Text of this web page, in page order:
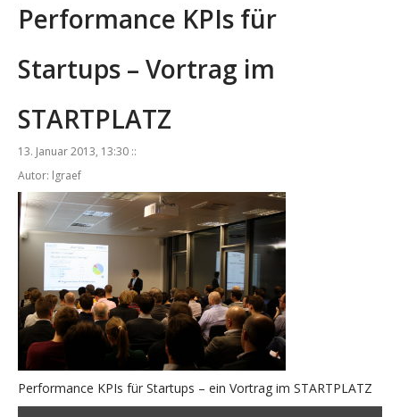
Performance KPIs für
Startups – Vortrag im
STARTPLATZ
13. Januar 2013, 13:30 ::
Autor: lgraef
Performance KPIs für Startups – ein Vortrag im STARTPLATZ